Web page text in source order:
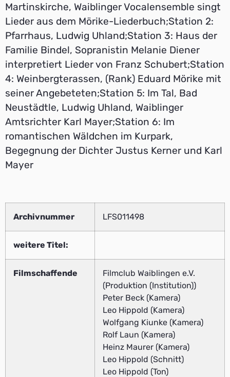
Martinskirche, Waiblinger Vocalensemble singt
Lieder aus dem Mörike-Liederbuch;Station 2:
Pfarrhaus, Ludwig Uhland;Station 3: Haus der
Familie Bindel, Sopranistin Melanie Diener
interpretiert Lieder von Franz Schubert;Station
4: Weinbergterassen, (Rank) Eduard Mörike mit
seiner Angebeteten;Station 5: Im Tal, Bad
Neustädtle, Ludwig Uhland, Waiblinger
Amtsrichter Karl Mayer;Station 6: Im
romantischen Wäldchen im Kurpark,
Begegnung der Dichter Justus Kerner und Karl
Mayer
Archivnummer LFS011498
weitere Titel:
Filmschaffende
Filmclub Waiblingen e.V.
(Produktion (Institution))
Peter Beck (Kamera)
Leo Hippold (Kamera)
Wolfgang Kiunke (Kamera)
Rolf Laun (Kamera)
Heinz Maurer (Kamera)
Leo Hippold (Schnitt)
Leo Hippold (Ton)